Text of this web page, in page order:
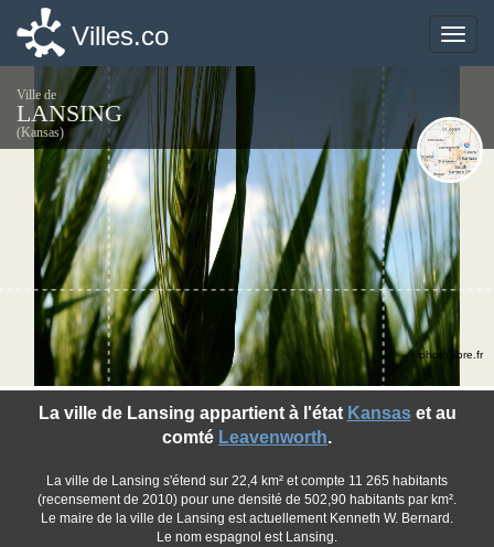
Toggle
Villes.co
Ville de
LANSING
(Kansas)
La ville de Lansing appartient à l'état Kansaset au
comté Leavenworth.
La ville de Lansing s'étend sur 22,4 km² et compte 11 265 habitants
(recensement de 2010) pour une densité de 502,90 habitants par km².
Le maire de la ville de Lansing est actuellement Kenneth W. Bernard.
Le nom espagnol est Lansing.
©photo-libre.fr
Toggle
Villes.co